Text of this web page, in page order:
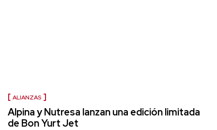
ALIANZAS
Alpina y Nutresa lanzan una edición limitada
de Bon Yurt Jet